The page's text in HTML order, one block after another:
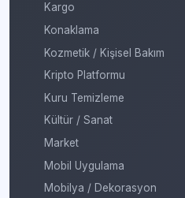
Kargo
Konaklama
Kozmetik / Kişisel Bakım
Kripto Platformu
Kuru Temizleme
Kültür / Sanat
Market
Mobil Uygulama
Mobilya / Dekorasyon